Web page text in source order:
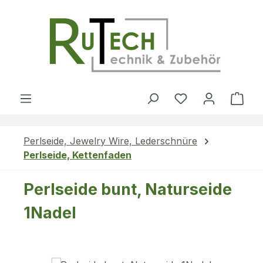
Du hast 0
Perlseide, Jewelry Wire, Lederschnüre
Perlseide, Kettenfaden
Perlseide bunt, Naturseide
1Nadel